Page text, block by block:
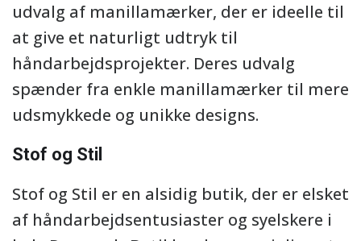
udvalg af manillamærker, der er ideelle til
at give et naturligt udtryk til
håndarbejdsprojekter. Deres udvalg
spænder fra enkle manillamærker til mere
udsmykkede og unikke designs.
Stof og Stil
Stof og Stil er en alsidig butik, der er elsket
af håndarbejdsentusiaster og syelskere i